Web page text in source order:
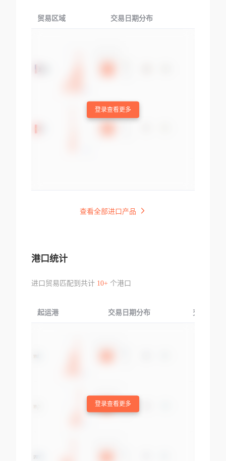
贸易区域 交易日期分布
登录查看更多
查看全部进口产品
港口统计
进口贸易匹配到共计 10+个港口
起运港 交易日期分布 交易产品
登录查看更多